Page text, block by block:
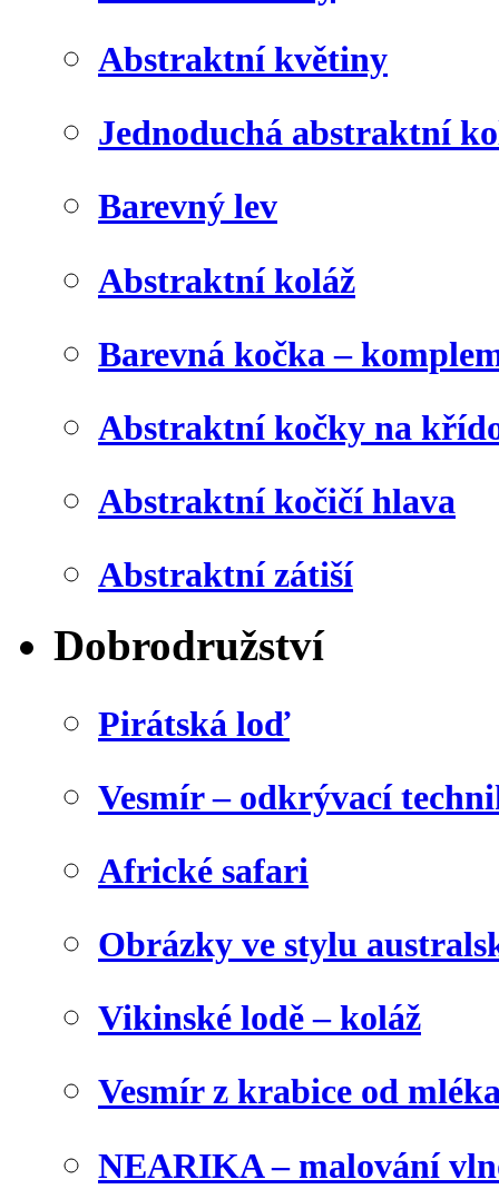
Abstraktní květiny
Jednoduchá abstraktní
Barevný lev
Abstraktní koláž
Barevná kočka –
Abstraktní kočky na
Abstraktní kočičí hlava
Abstraktní zátiší
Dobrodružství
Pirátská loď
Vesmír – odkrývací
Africké safari
Obrázky ve stylu
Vikinské lodě – koláž
Vesmír z krabice od
NEARIKA – malování